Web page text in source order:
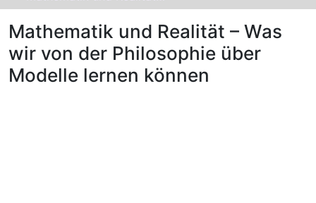
FAQ
Leitlinien
Zurück zur Startseite
Mathematik und Realität – Was
wir von der Philosophie über
Modelle lernen können